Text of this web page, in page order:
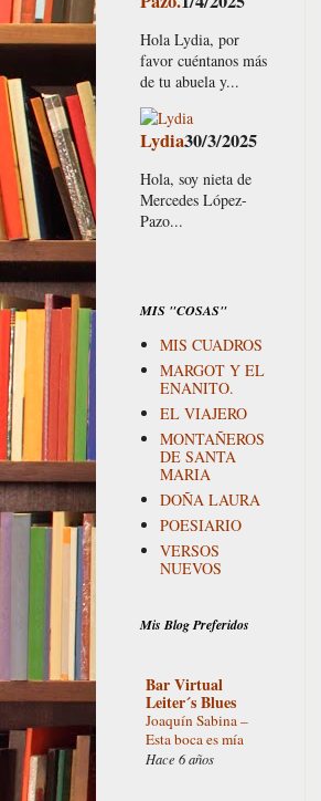
Hola Lydia, por
favor cuéntanos más
de tu abuela y...
Lydia30/3/2025
Hola, soy nieta de
Mercedes López-
Pazo...
MIS "COSAS"
MIS CUADROS
MARGOT Y EL
ENANITO.
EL VIAJERO
MONTAÑEROS
DE SANTA
MARIA
DOÑA LAURA
POESIARIO
VERSOS
NUEVOS
Mis Blog Preferidos
Bar Virtual
Leiter´s Blues
Joaquín Sabina –
Esta boca es mía
Hace 6 años